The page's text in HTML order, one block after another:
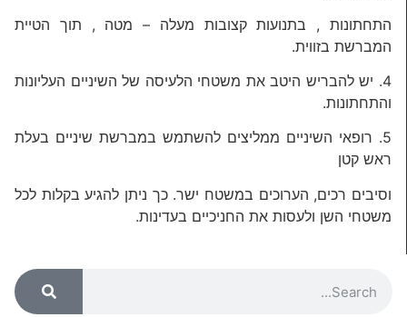
התחתונות , בתנועות קצובות מעלה – מטה , תוך הטיית
המברשת בזווית.
4. יש להבריש היטב את משטחי הלעיסה של השיניים העליונות
והתחתונות.
5. רופאי השיניים ממליצים להשתמש במברשת שיניים בעלת
ראש קטן
וסיבים רכים, הערוכים במשטח ישר. כך ניתן להגיע בקלות לכל
משטחי השן ולעסות את החניכיים בעדינות.